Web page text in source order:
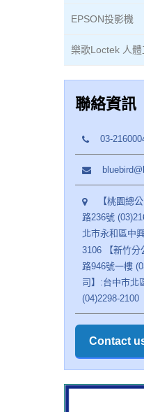
EPSON投影機
樂歌Loctek 人體
聯絡資訊
03-
【桃園總公
路236號
北市永和區中
3106 【新竹分
路946號一樓
司】:台中市北
(04)2298-2100
Contact